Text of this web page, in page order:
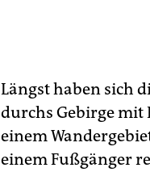
Längst haben sich
durchs Gebirge mit
einem
einem Fußgänger